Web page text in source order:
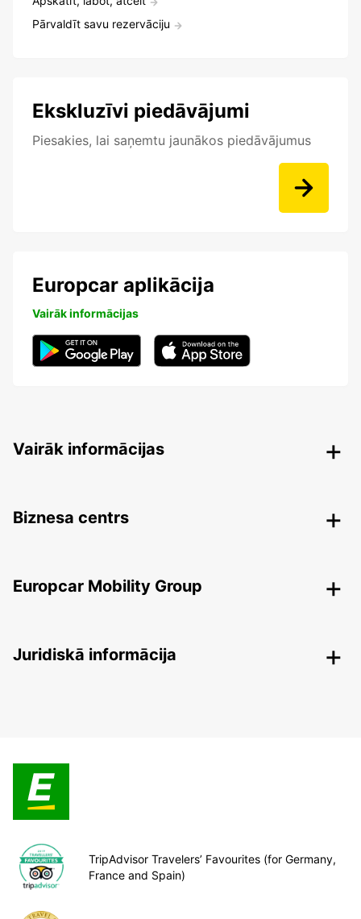
Pārvaldīt savu rezervāciju
Ekskluzīvi piedāvājumi
Piesakies, lai saņemtu jaunākos piedāvājumus
Europcar aplikācija
Vairāk informācijas
Vairāk informācijas
Biznesa centrs
Europcar Mobility Group
Juridiskā informācija
TripAdvisor Travelers’ Favourites (for Germany,
France and Spain)